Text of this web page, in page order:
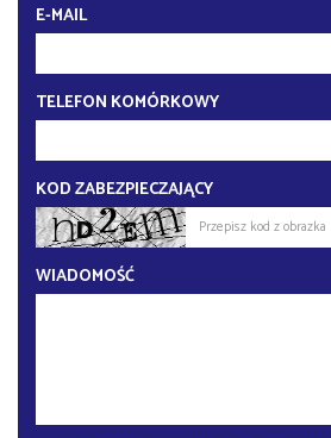
E-MAIL
TELEFON KOMÓRKOWY
KOD ZABEZPIECZAJĄCY
WIADOMOŚĆ